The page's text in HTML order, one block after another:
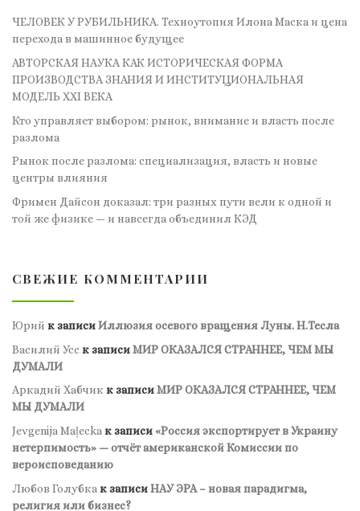
ЧЕЛОВЕК У РУБИЛЬНИКА. Техноутопия Илона Маска и цена
перехода в машинное будущее
АВТОРСКАЯ НАУКА КАК ИСТОРИЧЕСКАЯ ФОРМА
ПРОИЗВОДСТВА ЗНАНИЯ И ИНСТИТУЦИОНАЛЬНАЯ
МОДЕЛЬ XXI ВЕКА
Кто управляет выбором: рынок, внимание и власть после
разлома
Рынок после разлома: специализация, власть и новые
центры влияния
Фримен Дайсон доказал: три разных пути вели к одной и
той же физике — и навсегда объединил КЭД
СВЕЖИЕ КОММЕНТАРИИ
Юрий к записиИллюзия осевого вращения Луны. Н.Тесла
Василий Усс к записиМИР ОКАЗАЛСЯ СТРАННЕЕ, ЧЕМ МЫ
ДУМАЛИ
Аркадий Хабчик к записиМИР ОКАЗАЛСЯ СТРАННЕЕ, ЧЕМ
МЫ ДУМАЛИ
Jevgenija Maļecka к записи«Россия экспортирует в Украину
нетерпимость» — отчёт американской Комиссии по
вероисповеданию
Любов Голубка к записиНАУ ЭРА – новая парадигма,
религия или бизнес?